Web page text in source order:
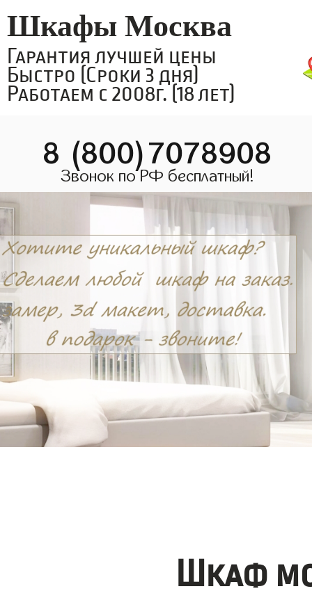
Шкафы Москва
Гарантия лучшей цены
Быстро (Сроки 3 дня)
Работаем с 2008г. (18 лет)
8 (800)7078908
Звонок по РФ бесплатный!
Шкаф